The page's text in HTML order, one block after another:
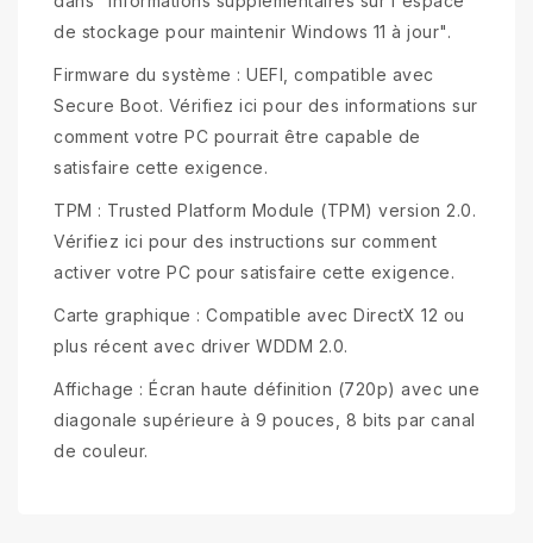
de stockage pour maintenir Windows 11 à jour".
Firmware du système : UEFI, compatible avec
Secure Boot. Vérifiez ici pour des informations sur
comment votre PC pourrait être capable de
satisfaire cette exigence.
TPM : Trusted Platform Module (TPM) version 2.0.
Vérifiez ici pour des instructions sur comment
activer votre PC pour satisfaire cette exigence.
Carte graphique : Compatible avec DirectX 12 ou
plus récent avec driver WDDM 2.0.
Affichage : Écran haute définition (720p) avec une
diagonale supérieure à 9 pouces, 8 bits par canal
de couleur.